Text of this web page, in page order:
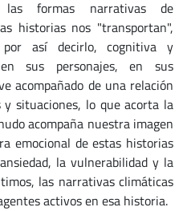
formas narrativas de
historias nos "transportan",
así decirlo, cognitiva y
sus personajes, en sus
acompañado de una relación
y situaciones, lo que acorta la
acompaña nuestra imagen
emocional de estas historias
la vulnerabilidad y la
las narrativas climáticas
activos en esa historia.